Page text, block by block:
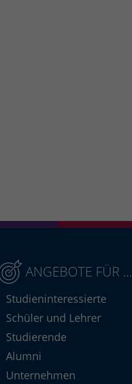
ANGEBOTE FÜR ...
Studieninteressierte
Schüler und Lehrer
Studierende
Alumni
Unternehmen